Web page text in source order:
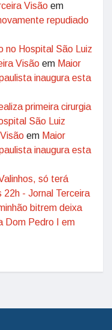
Visão em
repudiado
no Hospital São Luiz
Visão em Maior
inaugura esta
primeira cirurgia
São Luiz
em Maior
inaugura esta
só terá
22h - Jornal Terceira
bitrem deixa
Dom Pedro I em